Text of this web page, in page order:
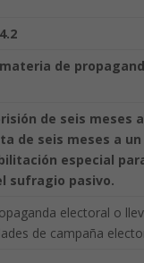
de
de seis meses
de seis meses a
especial
sufragio pasivo.
electoral o
de campaña